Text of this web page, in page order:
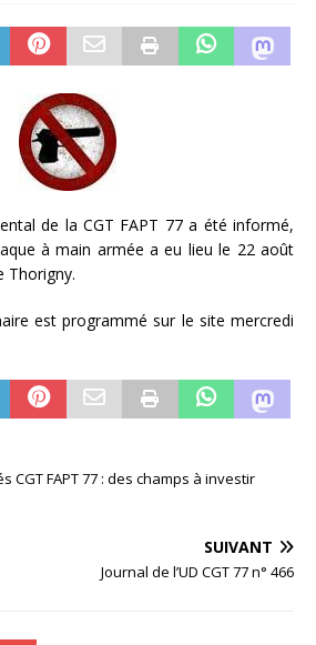
de la CGT FAPT 77 a été informé,
à main armée a eu lieu le 22 août
Thorigny.
est programmé sur le site mercredi
CGT FAPT 77 : des champs à investir
SUIVANT
Journal de l’UD CGT 77 n° 466